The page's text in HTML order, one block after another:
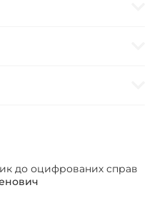
до оцифрованих справ